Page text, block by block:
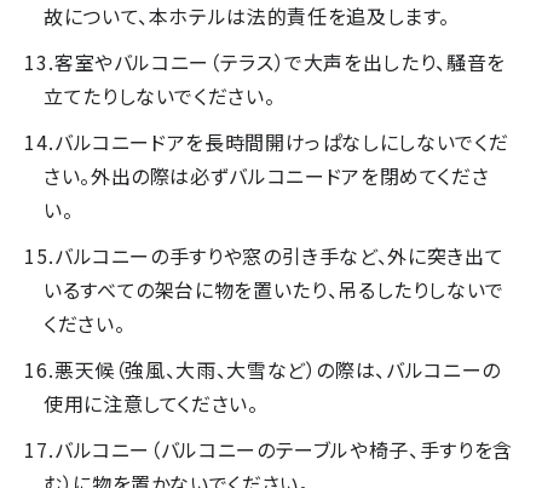
故について、本ホテルは法的責任を追及します。
客室やバルコニー（テラス）で大声を出したり、騒音を
立てたりしないでください。
バルコニードアを長時間開けっぱなしにしないでくだ
さい。外出の際は必ずバルコニードアを閉めてくださ
い。
バルコニーの手すりや窓の引き手など、外に突き出て
いるすべての架台に物を置いたり、吊るしたりしないで
ください。
悪天候（強風、大雨、大雪など）の際は、バルコニーの
使用に注意してください。
バルコニー（バルコニーのテーブルや椅子、手すりを含